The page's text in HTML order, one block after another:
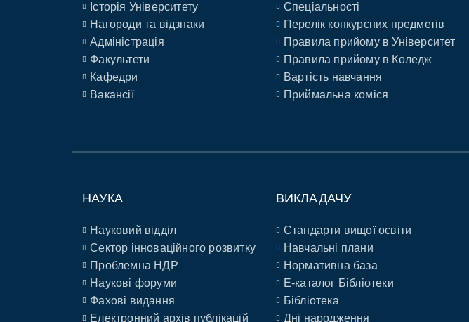
Історія Університету
Нагороди та відзнаки
Адміністрація
Факультети
Кафедри
Вакансії
Спеціальності
Перелік конкурсних предметів
Правила прийому в Університет
Правила прийому в Коледж
Вартість навчання
Приймальна коміся
НАУКА
Науковий відділ
Сектор інноваційного розвитку
Проблемна НДР
Наукові форуми
Фахові видання
Електронний архів публікацій
ВИКЛАДАЧУ
Стандарти вищої освіти
Навчальні плани
Нормативна база
E-каталог Бібліотеки
Бібліотека
Дні народження